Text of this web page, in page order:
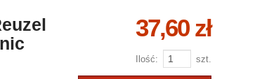
37,60 zł
Ilość: szt.